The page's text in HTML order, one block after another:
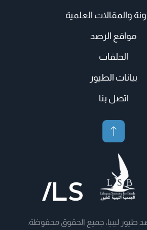
والمقالات العلمية
مواقع الرصد
الحلقات
بيانات الطيور
اتصل بنا